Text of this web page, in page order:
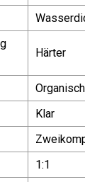
Härter
Klar
1:1